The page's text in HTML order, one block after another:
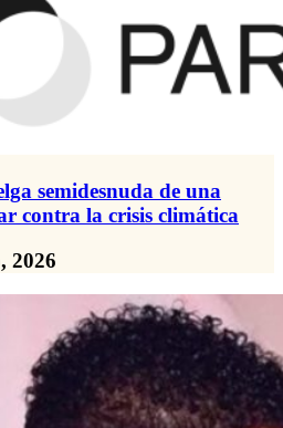
semidesnuda de una
contra la crisis climática
2026